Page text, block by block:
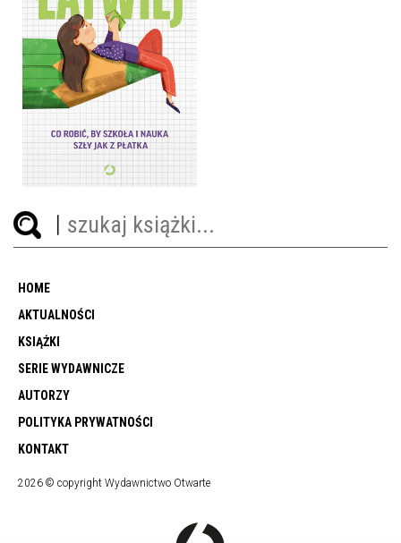
ŁATWIEJ. CO ROBIĆ, BY
SZKOŁA I NAUKA SZŁY
JAK Z PŁATKA
CAROLINE VON ST. ANGE
OPRAWA MIĘKKA
49,99 ZŁ
HOME
AKTUALNOŚCI
KSIĄŻKI
SERIE WYDAWNICZE
AUTORZY
POLITYKA PRYWATNOŚCI
KONTAKT
2026 © copyright Wydawnictwo Otwarte